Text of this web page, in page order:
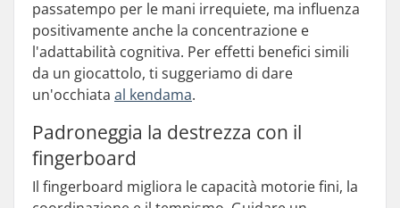
passatempo per le mani irrequiete, ma influenza
positivamente anche la concentrazione e
l'adattabilità cognitiva. Per effetti benefici simili
da un giocattolo, ti suggeriamo di dare
un'occhiata al kendama.
Padroneggia la destrezza con il
fingerboard
Il fingerboard migliora le capacità motorie fini, la